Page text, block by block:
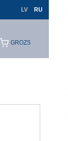
LV RU
GROZS